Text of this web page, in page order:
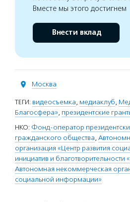
Вместе мы этого достигнем
Внести вклад
Москва
ТЕГИ: видеосъемка, медиаклуб,
Благосфера», президентские
НКО: Фонд-оператор
гражданского общества,
организация «Центр развития
инициатив и благотворительности
Автономная некоммерческая
социальной информации»